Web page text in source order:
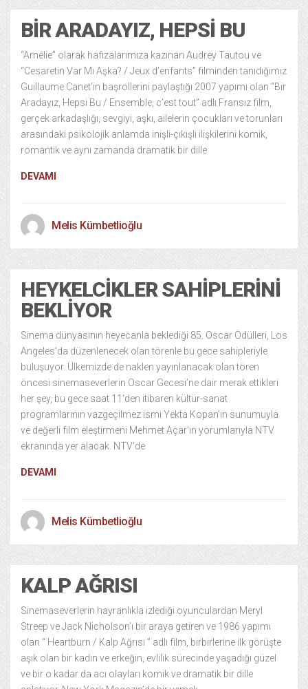
BIR ARADAYIZ, HEPSI BU
“Amélie” olarak hafızalarımıza kazınan Audrey Tautou ve
“Cesaretin Var Mı Aşka? / Jeux d’enfants” filminden tanıdığımız
Guillaume Canet’in başrollerini paylaştığı 2007 yapımı olan “Bir
Aradayız, Hepsi Bu / Ensemble, c’est tout” adlı Fransız film,
gerçek arkadaşlığı, sevgiyi, aşkı, ailelerin çocukları ve torunları
arasındaki psikolojik anlamda inişli-çıkışlı ilişkilerini komik,
romantik ve aynı zamanda dramatik bir dille
DEVAMI
Melis Kümbetlioğlu
HEYKELCIKLER SAHIPLERINI
BEKLIYOR
Sinema dünyasının heyecanla beklediği 85. Oscar Ödülleri, Los
Angeles’da düzenlenecek olan törenle bu gece sahipleriyle
buluşuyor. Ülkemizde de naklen yayınlanacak olan tören
öncesi sinemaseverlerin Oscar Gecesi’ne dair merak ettikleri
her şey, bu gece saat 11’den itibaren kültür-sanat
programlarının vazgeçilmez ismi Yekta Kopan’ın sunumuyla
ve değerli film eleştirmeni Mehmet Açar’ın yorumlarıyla NTV
ekranında yer alacak. NTV’de
DEVAMI
Melis Kümbetlioğlu
KALP AĞRISI
Sinemaseverlerin hayranlıkla izlediği oyunculardan Meryl
Streep ve Jack Nicholson’ı bir araya getiren ve 1986 yapımı
olan “ Heartburn / Kalp Ağrısı ” adlı film, birbirlerine ilk görüşte
aşık olan bir kadın ve erkeğin, evlilik sürecinde yaşadığı güzel
ve bir o kadar da acı olayları komik ve dramatik bir dille